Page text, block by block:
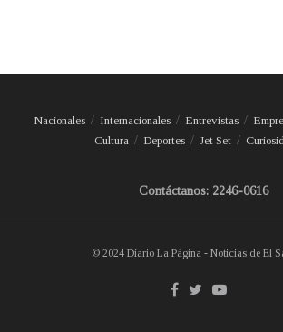
Nacionales Internacionales Entrevistas
Cultura
Deportes Jet Set
Contáctanos: 2246-0616
© 2024 Diario La Página - Noticias de El